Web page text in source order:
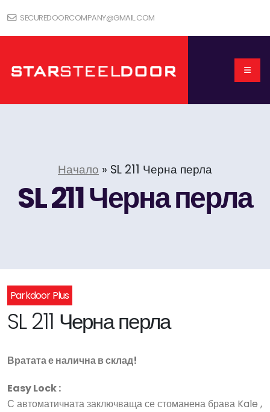
SECUREDOORCOMPANY@GMAIL.COM
Начало » SL 211 Черна перла
SL 211 Черна перла
Parkdoor Plus
SL 211 Черна перла
Вратата е налична в склад!
Easy Lock :
С автоматичната заключваща се стоманена брава Kale ,